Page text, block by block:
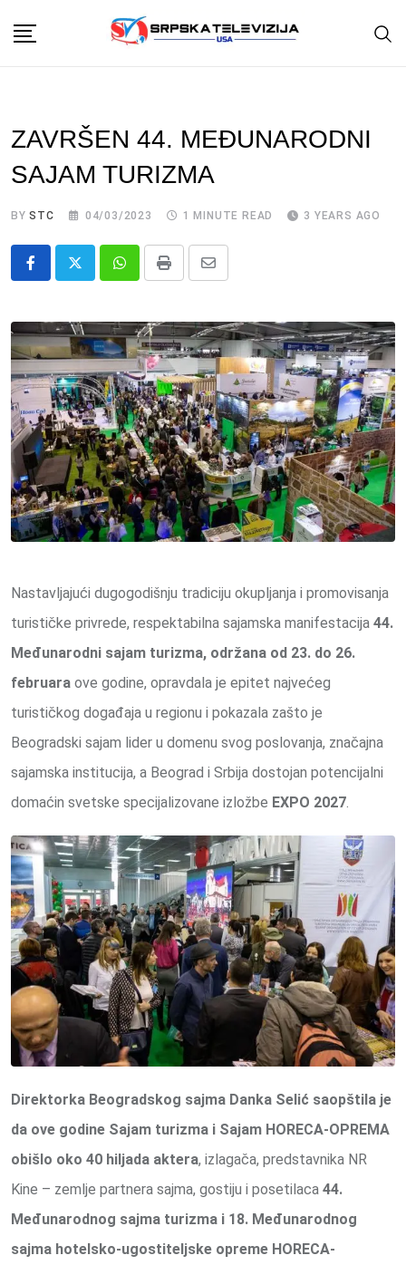
ZAVRŠEN 44. MEĐUNARODNI
SAJAM TURIZMA
BYSTC 04/03/2023 1 MINUTE READ 3 YEARS AGO
Whatsapp
Print
Share
Email
Nastavljajući dugogodišnju tradiciju okupljanja i promovisanja
turističke privrede, respektabilna sajamska manifestacija 44.
Međunarodni sajam turizma, održana od 23. do 26.
februara ove godine, opravdala je epitet najvećeg
turističkog događaja u regionu i pokazala zašto je
Beogradski sajam lider u domenu svog poslovanja, značajna
sajamska institucija, a Beograd i Srbija dostojan potencijalni
domaćin svetske specijalizovane izložbe EXPO 2027
Direktorka Beogradskog sajma Danka Selić saopštila je
da ove godine Sajam turizma i Sajam HORECA-OPREMA
obišlo oko 40 hiljada aktera, izlagača, predstavnika NR
Kine – zemlje partnera sajma, gostiju i posetilaca 44.
Međunarodnog sajma turizma i 18. Međunarodnog
sajma hotelsko-ugostiteljske opreme HORECA-